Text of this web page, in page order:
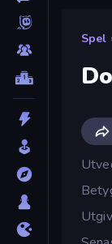
Spel